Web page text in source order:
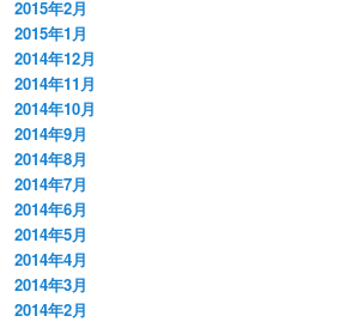
2015年2月
2015年1月
2014年12月
2014年11月
2014年10月
2014年9月
2014年8月
2014年7月
2014年6月
2014年5月
2014年4月
2014年3月
2014年2月